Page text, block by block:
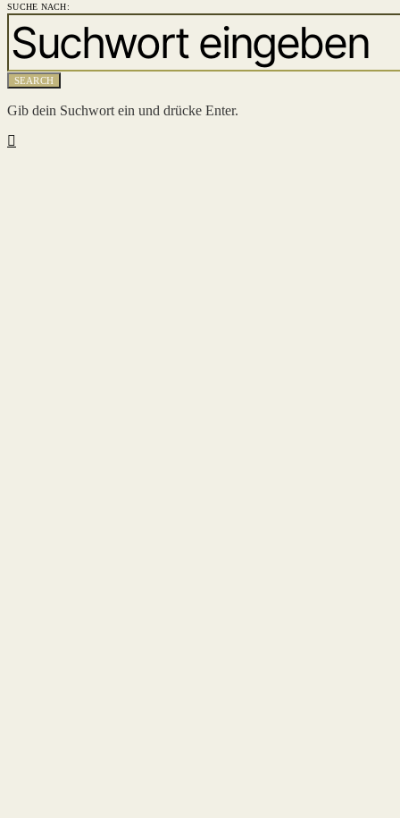
SUCHE NACH:
SEARCH
Gib dein Suchwort ein und drücke Enter.